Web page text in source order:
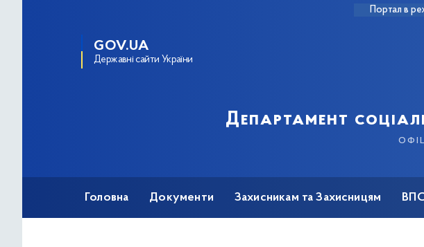
Портал в
GOV.UA
Державні сайти України
Департамент
Головна Документи Захисникам та Захисницям